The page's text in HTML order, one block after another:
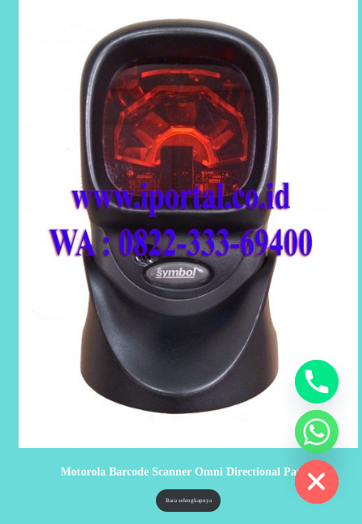
Motorola Barcode Scanner Omni Directional Parkir
Baca selengkapnya
Hide
chaty